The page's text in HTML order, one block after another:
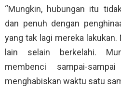
“Mungkin, hubungan itu
dan penuh dengan
yang tak lagi mereka lakukan.
lain selain berkelahi.
membenci sampai-
menghabiskan waktu satu